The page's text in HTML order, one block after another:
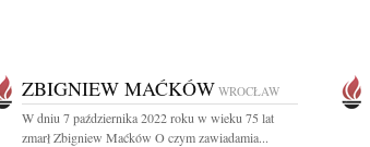
ZBIGNIEW MAĆKÓW WROCŁAW
W dniu 7 października 2022 roku w wieku 75 lat
zmarł Zbigniew Maćków O czym zawiadamia...